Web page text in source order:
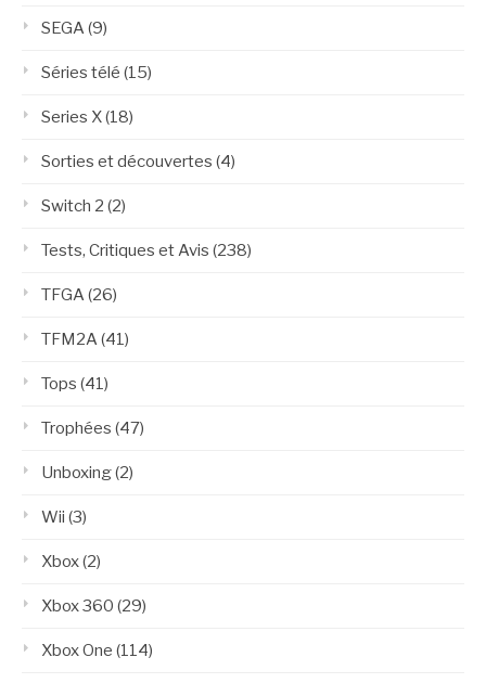
SEGA(9)
Séries télé (15)
Series X(18)
Sorties et découvertes (4)
Switch 2 (2)
Tests, Critiques et Avis (238)
TFGA(26)
TFM2A(41)
Tops (41)
Trophées (47)
Unboxing(2)
Wii (3)
Xbox(2)
Xbox 360 (29)
Xbox One (114)